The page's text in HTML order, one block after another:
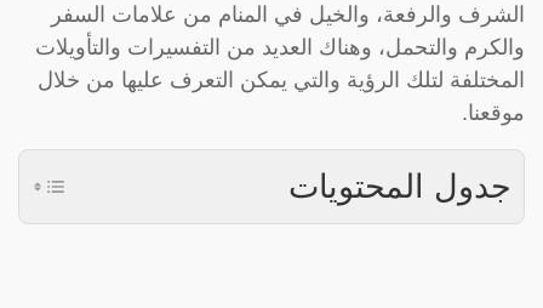
الشرف والرفعة، والخيل في المنام من علامات السفر
والكرم والتحمل، وهناك العديد من التفسيرات والتأويلات
المختلفة لتلك الرؤية والتي يمكن التعرف عليها من خلال
موقعنا.
جدول المحتويات